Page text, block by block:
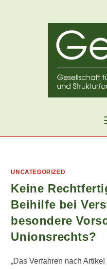
UNCATEGORIZED
Keine
Beihilfe bei
besondere
Unionsrechts?
„Das Verfahren nach